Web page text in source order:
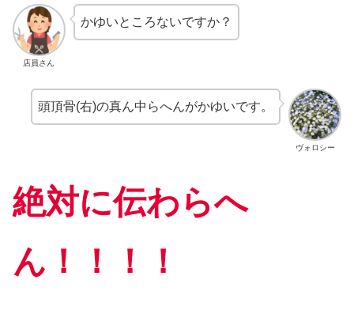
店員さん
かゆいところないですか？
ヴォロシー
頭頂骨(右)の真ん中らへんがかゆいです。
絶対に伝わらへ
ん！！！！